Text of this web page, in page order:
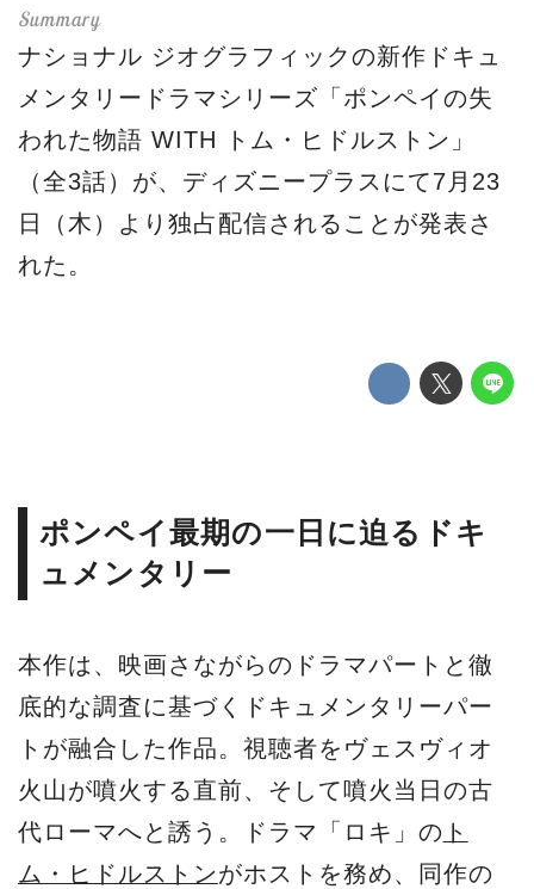
ナショナル ジオグラフィックの新作ドキュ
メンタリードラマシリーズ「ポンペイの失
われた物語 WITH トム・ヒドルストン」
（全3話）が、ディズニープラスにて7月23
日（木）より独占配信されることが発表さ
れた。
ポンペイ最期の一日に迫るドキ
ュメンタリー
本作は、映画さながらのドラマパートと徹
底的な調査に基づくドキュメンタリーパー
トが融合した作品。視聴者をヴェスヴィオ
火山が噴火する直前、そして噴火当日の古
代ローマへと誘う。ドラマ「ロキ」の ト
ム・ヒドルストンがホストを務め、同作の